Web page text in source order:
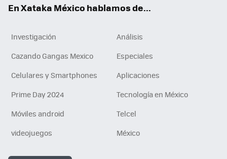
En Xataka México hablamos de...
Investigación
Análisis
Cazando Gangas Mexico
Especiales
Celulares y Smartphones
Aplicaciones
Prime Day 2024
Tecnología en México
Móviles android
Telcel
videojuegos
México